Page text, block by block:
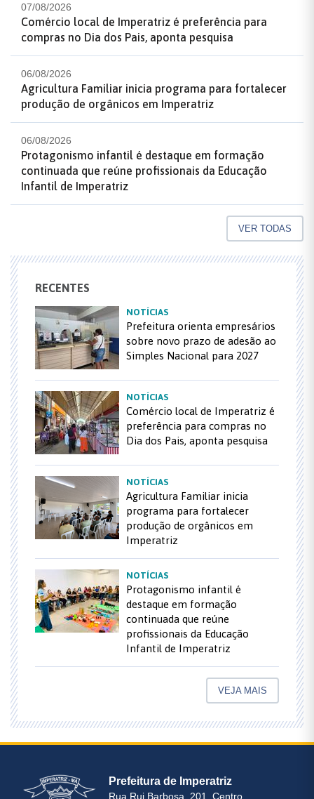
07/08/2026
Comércio local de Imperatriz é preferência para
compras no Dia dos Pais, aponta pesquisa
06/08/2026
Agricultura Familiar inicia programa para fortalecer
produção de orgânicos em Imperatriz
06/08/2026
Protagonismo infantil é destaque em formação
continuada que reúne profissionais da Educação
Infantil de Imperatriz
VER TODAS
RECENTES
NOTÍCIAS
Prefeitura orienta empresários
sobre novo prazo de adesão ao
Simples Nacional para 2027
NOTÍCIAS
Comércio local de Imperatriz é
preferência para compras no
Dia dos Pais, aponta pesquisa
NOTÍCIAS
Agricultura Familiar inicia
programa para fortalecer
produção de orgânicos em
Imperatriz
NOTÍCIAS
Protagonismo infantil é
destaque em formação
continuada que reúne
profissionais da Educação
Infantil de Imperatriz
VEJA MAIS
Prefeitura de Imperatriz
Rua Rui Barbosa, 201, Centro